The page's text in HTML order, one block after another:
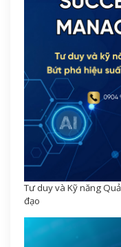
Tư duy và Kỹ năng
đạo